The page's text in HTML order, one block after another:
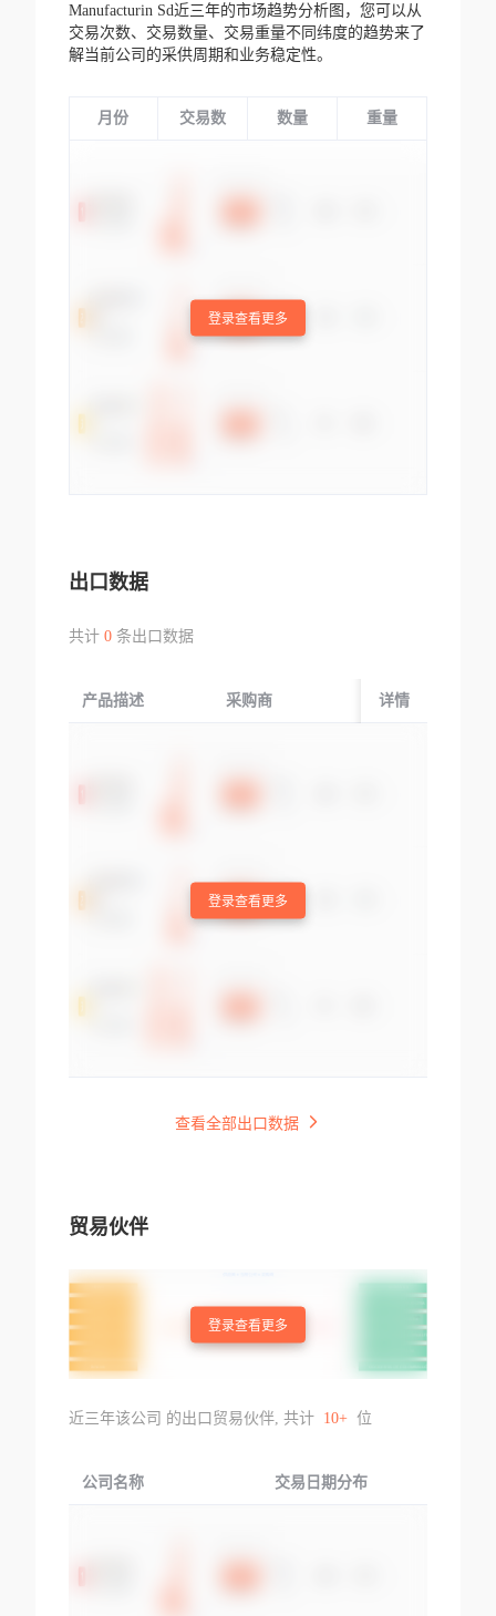
Manufacturin Sd近三年的市场趋势分析图，您可以从
交易次数、交易数量、交易重量不同纬度的趋势来了
解当前公司的采供周期和业务稳定性。
月份 交易数 数量 重量
登录查看更多
出口数据
共计 0条出口数据
产品描述 采购商 起运国/地区
详情
登录查看更多
查看全部出口数据
贸易伙伴
登录查看更多
近三年该公司 的出口贸易伙伴, 共计 10+ 位
公司名称 交易日期分布